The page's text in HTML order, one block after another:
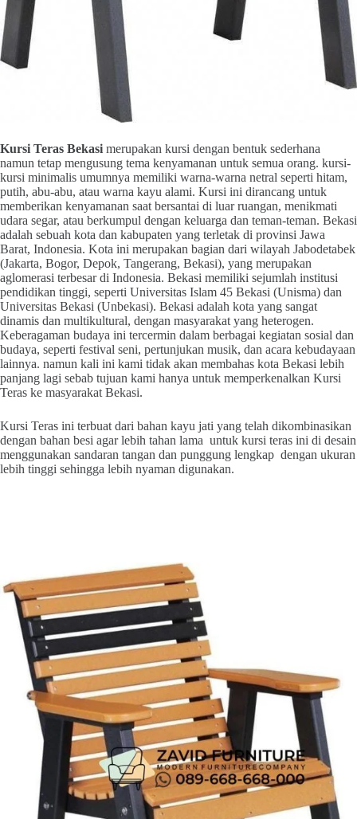
Kursi Teras Bekasi merupakan kursi dengan bentuk sederhana
namun tetap mengusung tema kenyamanan untuk semua orang. kursi-
kursi minimalis umumnya memiliki warna-warna netral seperti hitam,
putih, abu-abu, atau warna kayu alami. Kursi ini dirancang untuk
memberikan kenyamanan saat bersantai di luar ruangan, menikmati
udara segar, atau berkumpul dengan keluarga dan teman-teman. Bekasi
adalah sebuah kota dan kabupaten yang terletak di provinsi Jawa
Barat, Indonesia. Kota ini merupakan bagian dari wilayah Jabodetabek
(Jakarta, Bogor, Depok, Tangerang, Bekasi), yang merupakan
aglomerasi terbesar di Indonesia. Bekasi memiliki sejumlah institusi
pendidikan tinggi, seperti Universitas Islam 45 Bekasi (Unisma) dan
Universitas Bekasi (Unbekasi). Bekasi adalah kota yang sangat
dinamis dan multikultural, dengan masyarakat yang heterogen.
Keberagaman budaya ini tercermin dalam berbagai kegiatan sosial dan
budaya, seperti festival seni, pertunjukan musik, dan acara kebudayaan
lainnya. namun kali ini kami tidak akan membahas kota Bekasi lebih
panjang lagi sebab tujuan kami hanya untuk memperkenalkan Kursi
Teras ke masyarakat Bekasi.
Kursi Teras ini terbuat dari bahan kayu jati yang telah dikombinasikan
dengan bahan besi agar lebih tahan lama untuk kursi teras ini di desain
menggunakan sandaran tangan dan punggung lengkap dengan ukuran
lebih tinggi sehingga lebih nyaman digunakan.